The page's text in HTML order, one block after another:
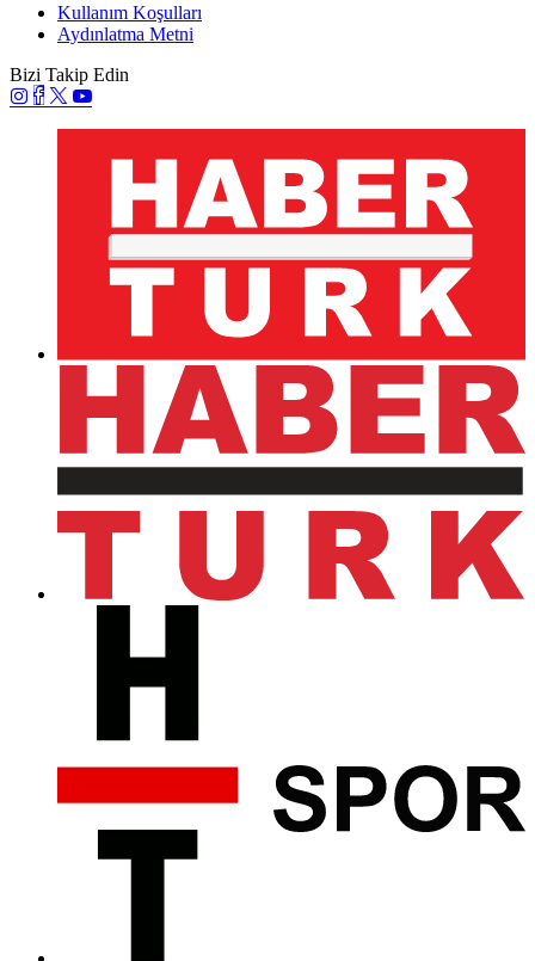
Kullanım Koşulları
Aydınlatma Metni
Bizi Takip Edin